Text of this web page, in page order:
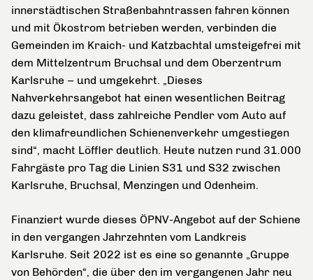
innerstädtischen Straßenbahntrassen fahren können
und mit Ökostrom betrieben werden, verbinden die
Gemeinden im Kraich- und Katzbachtal umsteigefrei mit
dem Mittelzentrum Bruchsal und dem Oberzentrum
Karlsruhe – und umgekehrt. „Dieses
Nahverkehrsangebot hat einen wesentlichen Beitrag
dazu geleistet, dass zahlreiche Pendler vom Auto auf
den klimafreundlichen Schienenverkehr umgestiegen
sind“, macht Löffler deutlich. Heute nutzen rund 31.000
Fahrgäste pro Tag die Linien S31 und S32 zwischen
Karlsruhe, Bruchsal, Menzingen und Odenheim.
Finanziert wurde dieses ÖPNV-Angebot auf der Schiene
in den vergangen Jahrzehnten vom Landkreis
Karlsruhe. Seit 2022 ist es eine so genannte „Gruppe
von Behörden“, die über den im vergangenen Jahr neu